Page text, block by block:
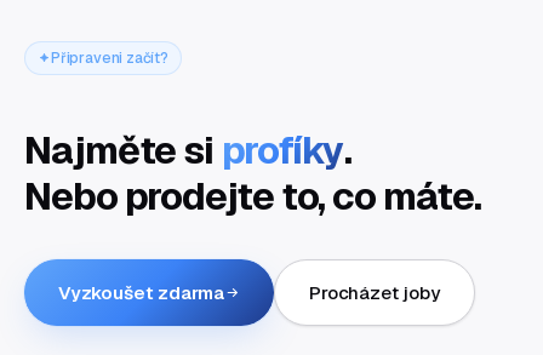
Připraveni začít?
Najměte si profíky.
Nebo prodejte to, co máte.
Vyzkoušet zdarma Procházet joby